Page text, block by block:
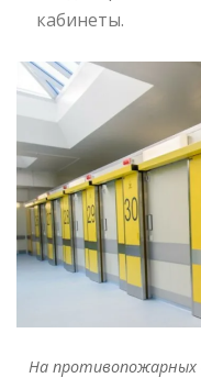
кабинеты.
На противопожарных